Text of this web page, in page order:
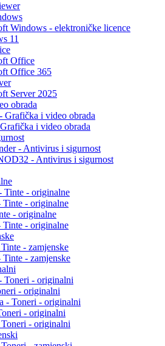
Windows - elektroničke licence
11
Office
Office 365
Server 2025
obrada
Grafička i video obrada
i video obrada
- Antivirus i sigurnost
- Antivirus i sigurnost
Tinte - originalne
Tinte - originalne
- originalne
Tinte - originalne
- zamjenske
Tinte - zamjenske
Toneri - originalni
- originalni
- Toneri - originalni
- originalni
- originalni